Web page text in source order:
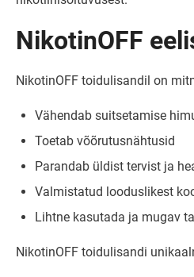
NikotinOFF
NikotinOFF toidulisandil on
Vähendab suitsetamise
Toetab võõrutusnähtusid
Parandab üldist tervist ja
Valmistatud looduslikest
Lihtne kasutada ja mugav
NikotinOFF toidulisandi